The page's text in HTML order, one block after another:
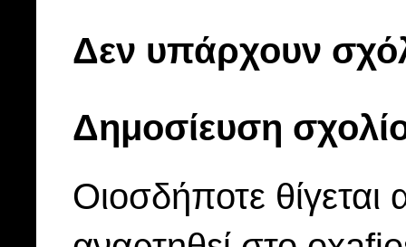
Δεν υπάρχουν
Δημοσίευση
Οιοσδήποτε